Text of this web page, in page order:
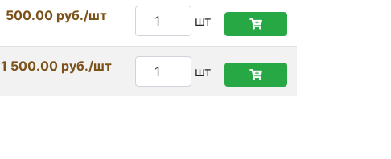
500.00 руб./шт шт
1 500.00 руб./шт шт